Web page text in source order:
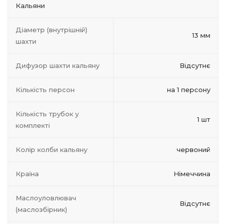
Кальяни
Діаметр (внутрішній)
шахти
13 мм
Дифузор шахти кальяну Відсутнє
Кількість персон на 1 персону
Кількість трубок у
комплекті
1 шт
Колір колби кальяну червоний
Країна Німеччина
Маслоуловлювач
(маслозбірник)
Відсутнє